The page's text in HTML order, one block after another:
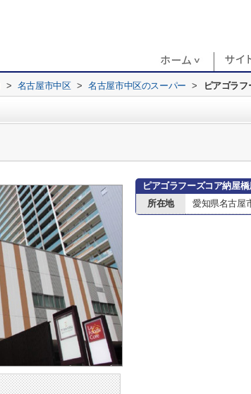
> 名古屋市中区 > 名古屋市中区のスーパー > ピアゴラ
ピアゴラフーズコア納屋
所在地
愛知県名古屋